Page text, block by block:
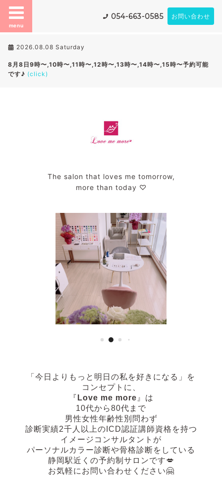
menu
054-663-0585 お問い合わせ
2026.08.08 Saturday
8月8日9時〜,10時〜,11時〜,12時〜,13時〜,14時〜,15時〜予約可能
です♪ (click)
The salon that loves me tomorrow,
more than today ♡
「今日よりもっと明日の私を好きになる」
を
コンセプトに、
『 Love me more 』は
10代から80代まで
男性女性年齢性別問わず
診断実績2千人以上の ICD認証講師資格を持つ
イメージコンサルタントが
パーソナルカラー診断や骨格診断をしている
静岡駅近くの予約制サロンです💋
お気軽にお問い合わせください🤗